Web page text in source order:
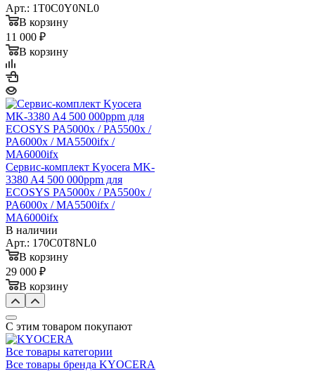
Арт.: 1T0C0Y0NL0
В корзину
11 000 ₽
В корзину
Сервис-комплект Kyocera MK-
3380 A4 500 000ppm для
ECOSYS PA5000x / PA5500x /
PA6000x / MA5500ifx /
MA6000ifx
В наличии
Арт.: 170C0T8NL0
В корзину
29 000 ₽
В корзину
С этим товаром покупают
Все товары категории
Все товары бренда KYOCERA